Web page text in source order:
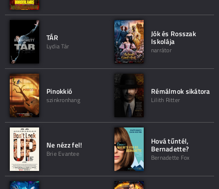
TÁR
Lydia Tár
Jók és Rosszak
Iskolája
narrátor
Pinokkió
szinkronhang
Rémálmok sikátora
Lilith Ritter
Ne nézz fel!
Brie Evantee
Hová tűntél,
Bernadette?
Bernadette Fox